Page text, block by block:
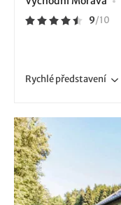
9/10
Rychlépředstavení